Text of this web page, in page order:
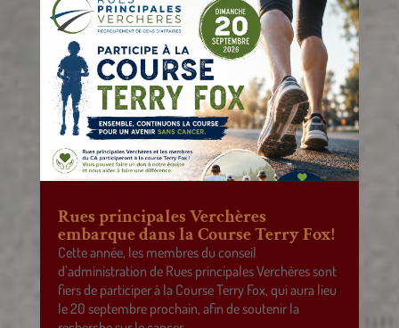
Rues principales Verchères
embarque dans la Course Terry Fox!
Cette année, les membres du conseil
d’administration de Rues principales Verchères sont
fiers de participer à la Course Terry Fox, qui aura lieu
le 20 septembre prochain, afin de soutenir la